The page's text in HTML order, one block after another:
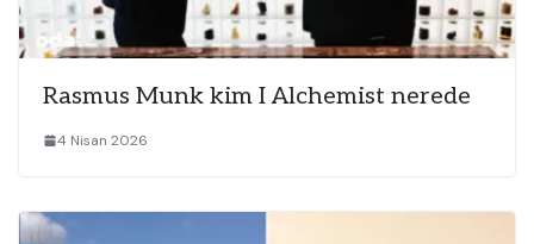
Rasmus Munk kim I Alchemist nerede
4 Nisan 2026